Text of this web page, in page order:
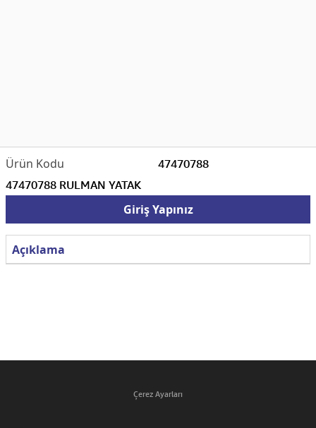
47470788
47470788 RULMAN YATAK
Giriş Yapınız
Açıklama
Çerez Ayarları